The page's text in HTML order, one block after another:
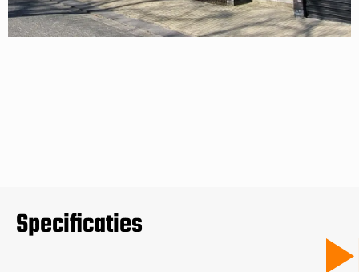
Specificaties